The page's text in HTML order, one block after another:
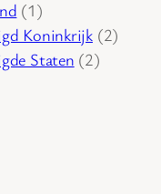
11
product
Koninkrijk 22
Staten 22